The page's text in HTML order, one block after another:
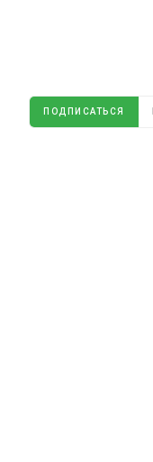
ПОДПИСАТЬСЯ